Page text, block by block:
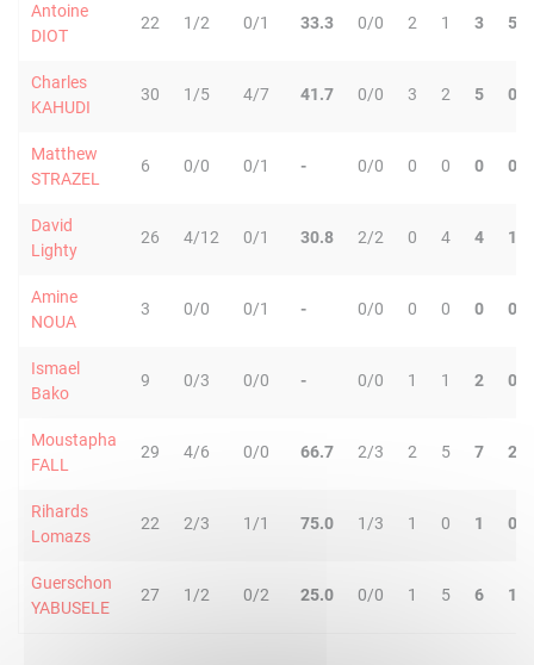
Antoine
DIOT
22 1/2 0/1 33.3 0/0 2 1 3 5
Charles
KAHUDI
30 1/5 4/7 41.7 0/0 3 2 5 0
Matthew
STRAZEL
6 0/0 0/1 - 0/0 0 0 0 0
David
Lighty
26 4/12 0/1 30.8 2/2 0 4 4 1
Amine
NOUA
3 0/0 0/1 - 0/0 0 0 0 0
Ismael
Bako
9 0/3 0/0 - 0/0 1 1 2 0
Moustapha
FALL
29 4/6 0/0 66.7 2/3 2 5 7 2
Rihards
Lomazs
22 2/3 1/1 75.0 1/3 1 0 1 0
Guerschon
YABUSELE
27 1/2 0/2 25.0 0/0 1 5 6 1